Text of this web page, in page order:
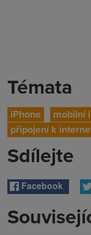
Témata
iPhone mobilní
připojení k
Sdílejte
Facebook